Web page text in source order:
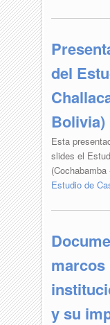
del
Bolivia)
Esta
slides el
Estudio de
marcos
y su